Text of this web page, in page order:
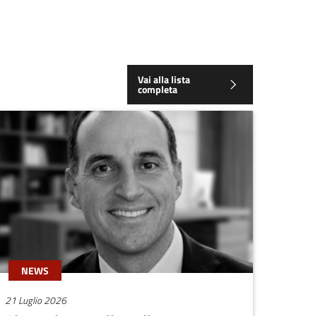
Vai alla lista
completa
NEWS
21 Luglio 2026